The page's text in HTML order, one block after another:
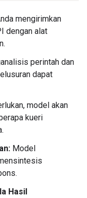
mengirimkan
dengan alat
perintah dan
dapat
model akan
kueri
Model
Hasil